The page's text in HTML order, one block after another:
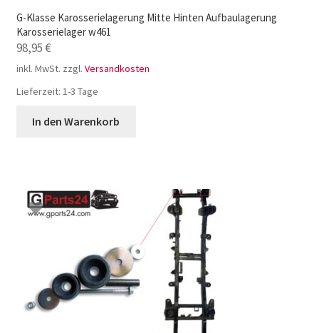
G-Klasse Karosserielagerung Mitte Hinten Aufbaulagerung
Karosserielager w461
98,95€
inkl. MwSt. zzgl. Versandkosten
Lieferzeit: 1-3 Tage
In den Warenkorb